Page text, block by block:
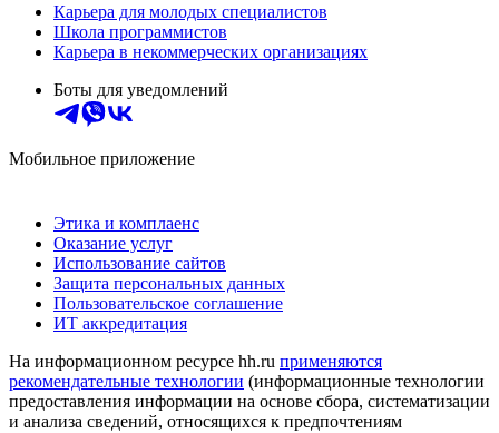
Карьера для молодых специалистов
Школа программистов
Карьера в некоммерческих организациях
Боты для уведомлений
Мобильное приложение
Этика и комплаенс
Оказание услуг
Использование сайтов
Защита персональных данных
Пользовательское соглашение
ИТ аккредитация
На информационном ресурсе hh.ru применяются
рекомендательные технологии (информационные технологии
предоставления информации на основе сбора, систематизации
и анализа сведений, относящихся к предпочтениям